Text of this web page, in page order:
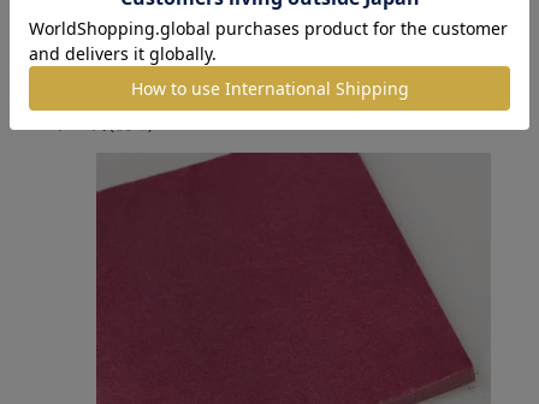
色箔銀彩 ピンク色3寸6分（10枚入）